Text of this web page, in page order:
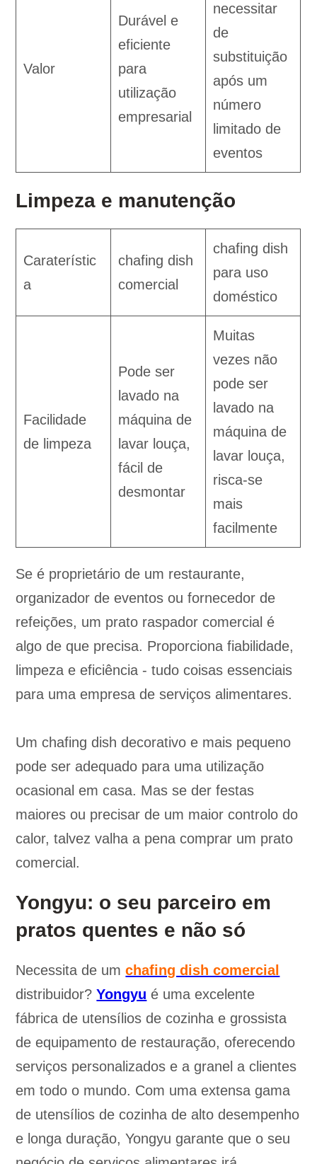
Valor
Durável e
eficiente
para
utilização
empresarial
necessitar
de
substituição
após um
número
limitado de
eventos
Limpeza e manutenção
Caraterístic
a
chafing dish
comercial
chafing dish
para uso
doméstico
Facilidade
de limpeza
Pode ser
lavado na
máquina de
lavar louça,
fácil de
desmontar
Muitas
vezes não
pode ser
lavado na
máquina de
lavar louça,
risca-se
mais
facilmente
Se é proprietário de um restaurante,
organizador de eventos ou fornecedor de
refeições, um prato raspador comercial é
algo de que precisa. Proporciona fiabilidade,
limpeza e eficiência - tudo coisas essenciais
para uma empresa de serviços alimentares.
Um chafing dish decorativo e mais pequeno
pode ser adequado para uma utilização
ocasional em casa. Mas se der festas
maiores ou precisar de um maior controlo do
calor, talvez valha a pena comprar um prato
comercial.
Yongyu: o seu parceiro em
pratos quentes e não só
Necessita de umchafing dish comercial
distribuidor?Yongyu é uma excelente
fábrica de utensílios de cozinha e grossista
de equipamento de restauração, oferecendo
serviços personalizados e a granel a clientes
em todo o mundo. Com uma extensa gama
de utensílios de cozinha de alto desempenho
e longa duração, Yongyu garante que o seu